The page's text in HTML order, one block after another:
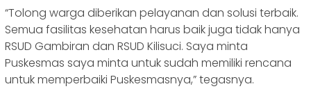
“Tolong warga diberikan pelayanan dan solusi terbaik.
Semua fasilitas kesehatan harus baik juga tidak hanya
RSUD Gambiran dan RSUD Kilisuci. Saya minta
Puskesmas saya minta untuk sudah memiliki rencana
untuk memperbaiki Puskesmasnya,” tegasnya.